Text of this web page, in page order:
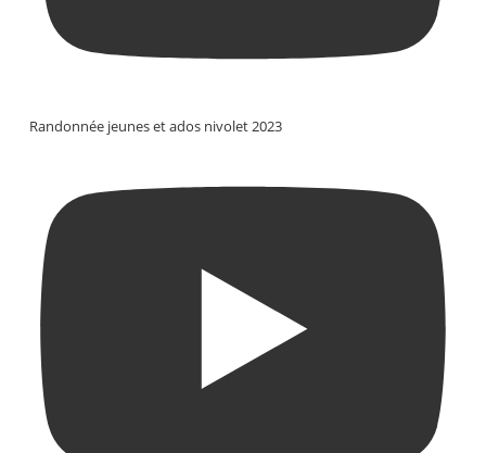
Randonnée jeunes et ados nivolet 2023